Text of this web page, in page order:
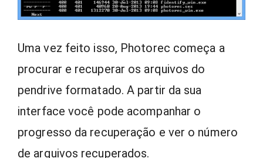
Uma vez feito isso, Photorec começa a
procurar e recuperar os arquivos do
pendrive formatado. A partir da sua
interface você pode acompanhar o
progresso da recuperação e ver o número
de arquivos recuperados.